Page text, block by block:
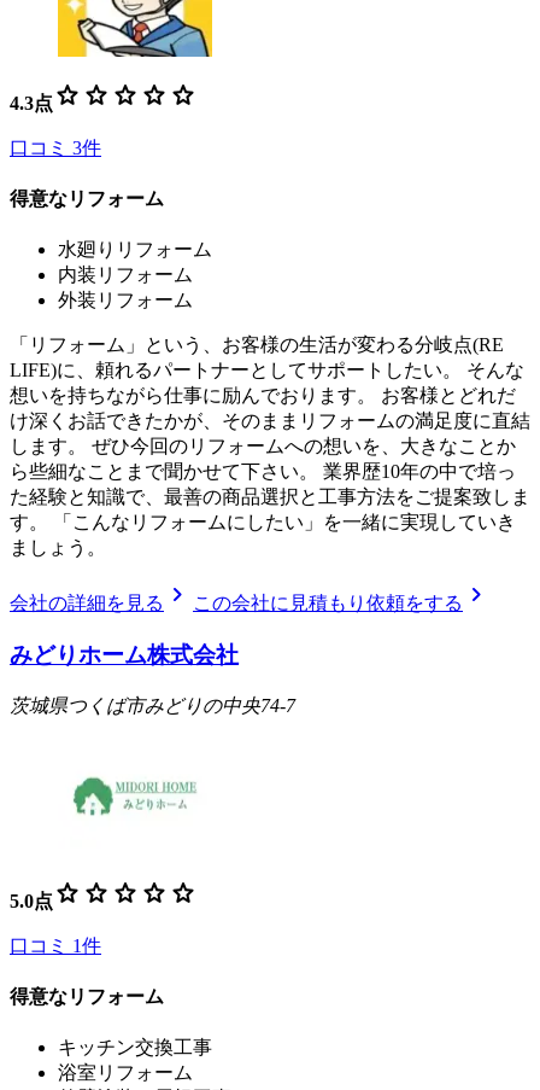
4.3点 star star star star star
口コミ 3件
得意なリフォーム
水廻りリフォーム
内装リフォーム
外装リフォーム
「リフォーム」という、お客様の生活が変わる分岐点(RE
LIFE)に、頼れるパートナーとしてサポートしたい。 そんな
想いを持ちながら仕事に励んでおります。 お客様とどれだ
け深くお話できたかが、そのままリフォームの満足度に直結
します。 ぜひ今回のリフォームへの想いを、大きなことか
ら些細なことまで聞かせて下さい。 業界歴10年の中で培っ
た経験と知識で、最善の商品選択と工事方法をご提案致しま
す。 「こんなリフォームにしたい」を一緒に実現していき
ましょう。
会社の詳細を見る chevron_right この会社に見積もり依頼をする chevron_right
みどりホーム株式会社
茨城県つくば市みどりの中央74-7
5.0点 star star star star star
口コミ 1件
得意なリフォーム
キッチン交換工事
浴室リフォーム